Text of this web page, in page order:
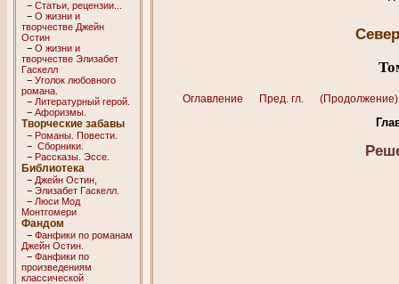
−Статьи, рецензии...
−О жизни и
творчестве Джейн
Остин
−О жизни и
творчестве Элизабет
Гaскелл
−Уголок любовного
романа.
− Литературный герой.
−Афоризмы.
Творческие забавы
− Романы. Повести.
−Сборники.
− Рассказы. Эссe.
Библиотека
− Джейн Остин,
−Элизабет Гaскелл.
− Люси Мод
Монтгомери
Фандом
−Фанфики по романам
Джейн Остин.
−Фанфики по
произведениям
классической
Оглавление Пред. гл. (Продолжение)